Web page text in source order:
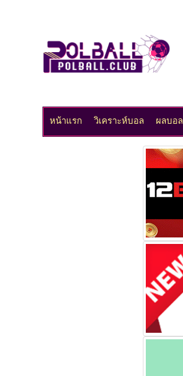
หน้าแรก วิเคราะห์บอล ผลบอ